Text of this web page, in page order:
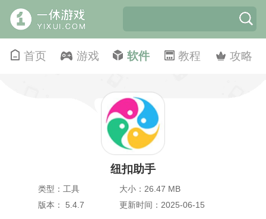
首页 游戏 软件 教程 攻略
纽扣助手
类型：工具
大小：26.47 MB
版本： 5.4.7
更新时间：2025-06-15